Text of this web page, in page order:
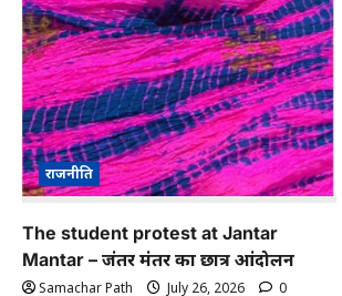
राजनीति
The student protest at Jantar
Mantar – जंतर मंतर का छात्र आंदोलन
Samachar Path July 26, 2026 0